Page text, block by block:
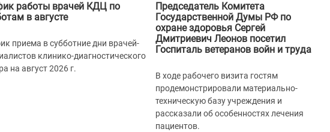
работы врачей КДЦ по
в августе
приема в субботние дни врачей-
клинико-диагностического
на август 2026 г.
Председатель Комитета
Государственной Думы РФ по
охране здоровья Сергей
Дмитриевич Леонов посетил
Госпиталь ветеранов войн и труда
В ходе рабочего визита гостям
продемонстрировали материально-
техническую базу учреждения и
рассказали об особенностях лечения
пациентов.